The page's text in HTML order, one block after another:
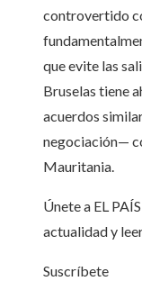
controvertido
que evite las
Bruselas tiene
acuerdos
negociación—
Mauritania.
Únete a EL
actualidad y
Suscríbete